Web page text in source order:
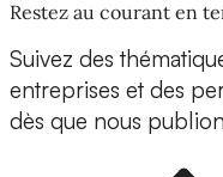
Restez au courant en
Suivez des
entreprises et des
dès que nous